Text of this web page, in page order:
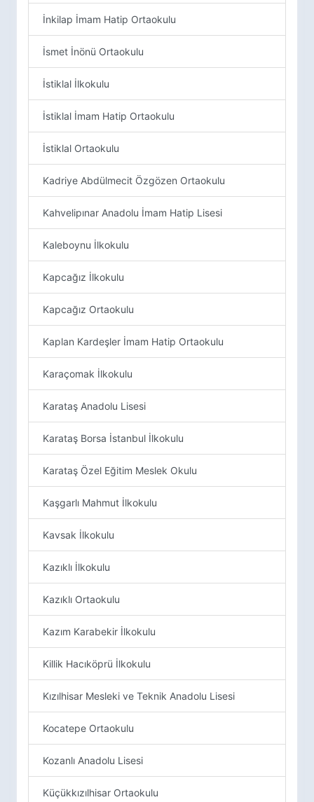
İnkilap İmam Hatip Ortaokulu
İsmet İnönü Ortaokulu
İstiklal İlkokulu
İstiklal İmam Hatip Ortaokulu
İstiklal Ortaokulu
Kadriye Abdülmecit Özgözen Ortaokulu
Kahvelipınar Anadolu İmam Hatip Lisesi
Kaleboynu İlkokulu
Kapcağız İlkokulu
Kapcağız Ortaokulu
Kaplan Kardeşler İmam Hatip Ortaokulu
Karaçomak İlkokulu
Karataş Anadolu Lisesi
Karataş Borsa İstanbul İlkokulu
Karataş Özel Eğitim Meslek Okulu
Kaşgarlı Mahmut İlkokulu
Kavsak İlkokulu
Kazıklı İlkokulu
Kazıklı Ortaokulu
Kazım Karabekir İlkokulu
Killik Hacıköprü İlkokulu
Kızılhisar Mesleki ve Teknik Anadolu Lisesi
Kocatepe Ortaokulu
Kozanlı Anadolu Lisesi
Küçükkızılhisar Ortaokulu